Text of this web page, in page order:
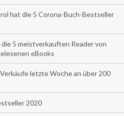
hat die 5 Corona-Buch-Bestseller
5 meistverkauften Reader von
eBooks
letzte Woche an über 200
2020